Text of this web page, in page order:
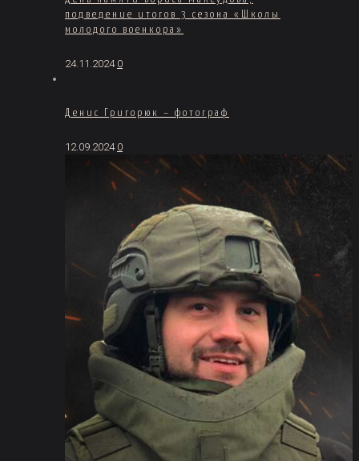
подведение итогов 3 сезона «Школы
молодого военкора»
24.11.2024 0
Денис Григорюк – фотограф
12.09.2024 0